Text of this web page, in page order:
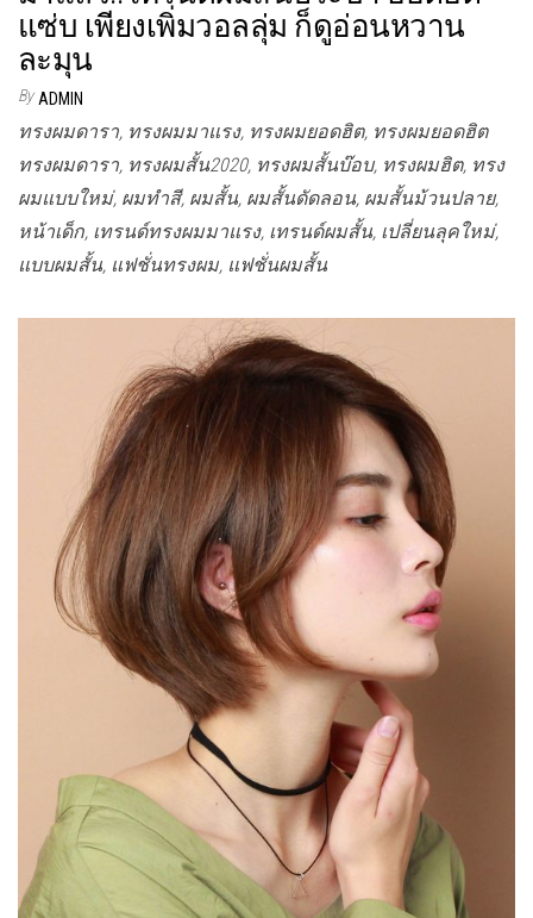
แซ่บ เพียงเพิ่มวอลลุ่ม ก็ดูอ่อนหวาน
ละมุน
By ADMIN
ทรงผมดารา, ทรงผมมาแรง, ทรงผมยอดฮิต, ทรงผมยอดฮิต
ทรงผมดารา, ทรงผมสั้น2020, ทรงผมสั้นบ๊อบ, ทรงผมฮิต, ทรง
ผมแบบใหม่, ผมทำสี, ผมสั้น, ผมสั้นดัดลอน, ผมสั้นม้วนปลาย,
หน้าเด็ก, เทรนด์ทรงผมมาแรง, เทรนด์ผมสั้น, เปลี่ยนลุคใหม่,
แบบผมสั้น, แฟชั่นทรงผม, แฟชั่นผมสั้น